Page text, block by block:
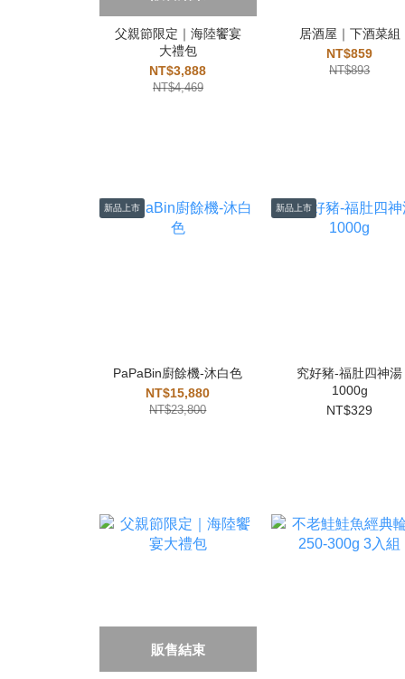
父親節限定｜海陸饗宴
大禮包
NT$3,888
NT$4,469
居酒屋｜下酒菜組
NT$859
NT$893
新品上市
PaPaBin廚餘機-沐白色
NT$15,880
NT$23,800
新品上市
究好豬-福肚四神湯
1000g
NT$329
販售結束